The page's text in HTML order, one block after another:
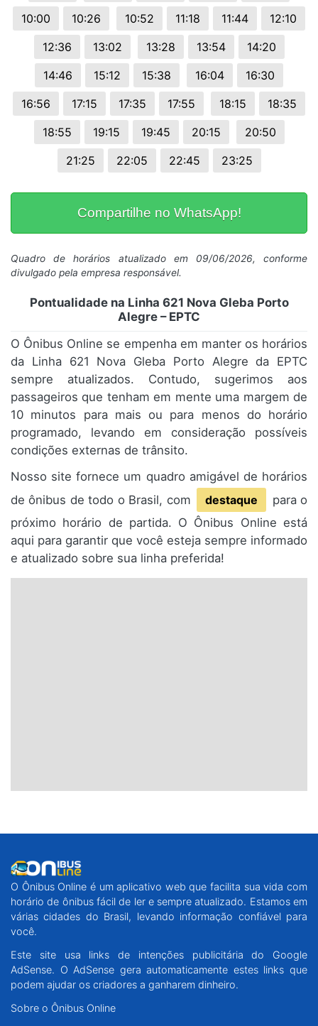
10:00
10:26 10:52 11:18 11:44
12:10
12:36
13:02 13:28 13:54
14:20
14:46
15:12 15:38 16:04
16:30
16:56
17:15 17:35 17:55 18:15
18:35
18:55
19:15 19:45 20:15
20:50
21:25
22:05 22:45 23:25
Compartilhe no WhatsApp!
Quadro de horários atualizado em 09/06/2026, conforme
divulgado pela empresa responsável.
Pontualidade na Linha 621 Nova Gleba Porto
Alegre – EPTC
O Ônibus Online se empenha em manter os horários
da Linha 621 Nova Gleba Porto Alegre da EPTC
sempre atualizados. Contudo, sugerimos aos
passageiros que tenham em mente uma margem de
10 minutos para mais ou para menos do horário
programado, levando em consideração possíveis
condições externas de trânsito.
Nosso site fornece um quadro amigável de horários
de ônibus de todo o Brasil, com
destaque
para o
próximo horário de partida. O Ônibus Online está
aqui para garantir que você esteja sempre informado
e atualizado sobre sua linha preferida!
O Ônibus Online é um aplicativo web que facilita sua vida com
horário de ônibus fácil de ler e sempre atualizado. Estamos em
várias cidades do Brasil, levando informação confiável para
você.
Este site usa links de intenções publicitária do Google
AdSense. O AdSense gera automaticamente estes links que
podem ajudar os criadores a ganharem dinheiro.
Sobre o Ônibus Online